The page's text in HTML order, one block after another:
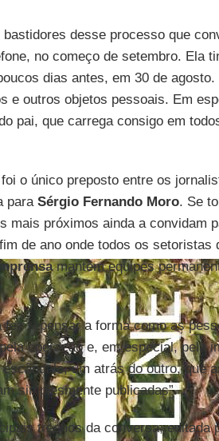
bastidores desse processo que
no começo de setembro. Ela
dias antes, em 30 de
e outros objetos pessoais. Em
pai, que carrega consigo em
o único preposto entre os
paraSérgio Fernando Moro. Se
mais próximos ainda a convidam
de ano onde todos os setoristas
mantêm equipes
fez repensar a forma como as
operação e, em especial, pela
um atrás do outro, que
simplesmente publicadas”.
trechos da conversa, editada